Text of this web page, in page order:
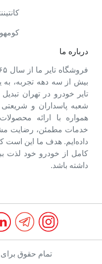
درباره ما
بیش از سه دهه تجربه، به
تایر خودرو در تهران
شعبه پاسداران و
همواره با ارائه
خدمات مطمئن، رضایت
داده‌ایم. هدف ما این است
کامل از خودرو خود لذت
داشته باشد.
کومهو
تمام حقوق